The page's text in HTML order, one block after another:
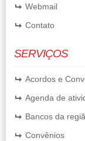
Webmail
Contato
SERVIÇOS
Acordos e
Agenda de
Bancos da
Convênios